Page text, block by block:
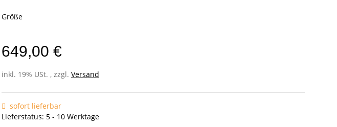
Größe
649,00 €
inkl. 19% USt. , zzgl. Versand
sofort lieferbar
Lieferstatus: 5 - 10 Werktage